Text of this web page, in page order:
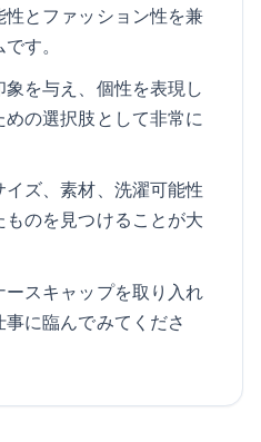
とファッション性を兼
す。
を与え、個性を表現し
の選択肢として非常に
ズ、素材、洗濯可能性
のを見つけることが大
スキャップを取り入れ
に臨んでみてくださ